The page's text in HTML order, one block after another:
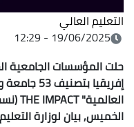
التعليم العالي
19/06/2025 - 12:29
حلت المؤسسات الجامعية
إفريقيا
العالمية"THE IMPACT
الخميس, بيان لوزارة